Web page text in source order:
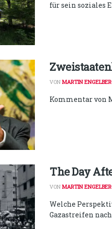
für sein soziales
VON MARTIN
Kommentar von
The Day
VON MARTIN
Welche
Gazastreifen